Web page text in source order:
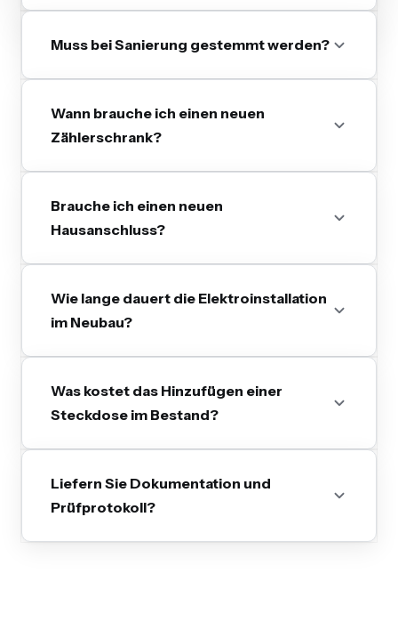
Muss bei Sanierung gestemmt werden?
Wann brauche ich einen neuen
Zählerschrank?
Brauche ich einen neuen
Hausanschluss?
Wie lange dauert die Elektroinstallation
im Neubau?
Was kostet das Hinzufügen einer
Steckdose im Bestand?
Liefern Sie Dokumentation und
Prüfprotokoll?